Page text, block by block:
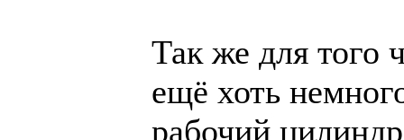
Так же для того
ещё хоть
рабочий